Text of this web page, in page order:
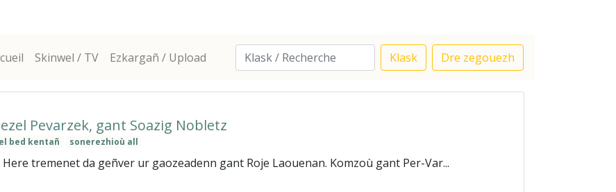
Skinwel / TV Ezkargañ / Upload Klask Dre zegouezh
Pevarzek, gant Soazig Nobletz
bed kentañ sonerezhioù all
tremenet da geñver ur gaozeadenn gant Roje Laouenan. Komzoù gant Per-Var...